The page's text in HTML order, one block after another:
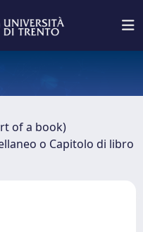
of a book)
o Capitolo di libro